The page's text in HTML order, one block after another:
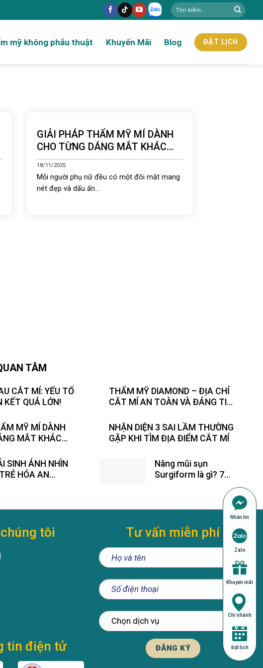
mỹ không phẫu thuật Khuyến Mãi Blog ĐẶT LỊCH
GIẢI PHÁP THẨM MỸ MÍ DÀNH
CHO TỪNG DÁNG MẮT KHÁC
NHAU
18/11/2025
Mỗi người phụ nữ đều có một đôi mắt mang
nét đẹp và dấu ấn...
TÂM
CẮT MÍ: YẾU TỐ
KẾT QUẢ LỚN!
THẨM MỸ DIAMOND – ĐỊA CHỈ
CẮT MÍ AN TOÀN VÀ ĐÁNG TIN
MỸ MÍ DÀNH
MẮT KHÁC
NHẬN DIỆN 3 SAI LẦM THƯỜNG
GẶP KHI TÌM ĐỊA ĐIỂM CẮT MÍ
SINH ÁNH NHÌN
HÓA AN
Nâng mũi sụn
Surgiform là gì? 7
năng mũi Surgiform
tôi
tin điện tử
Tư vấn miễn phí
Nhắn tin
Zalo
Khuyến mãi
Chi nhánh
Đặt lịch